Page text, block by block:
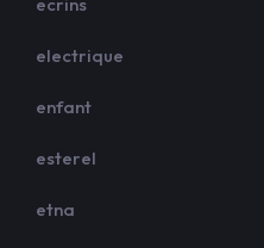
electrique
enfant
esterel
etna